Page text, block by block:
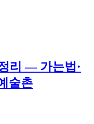
리 — 가는법·
술촌